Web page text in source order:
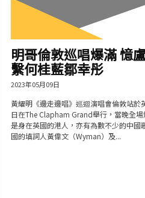
明哥倫敦巡唱爆滿 憶
繫何桂藍鄒幸彤
2023年05月09日
黃耀明《邊走邊唱》巡迴演唱會倫敦站於
日在The Clapham Grand舉行，當晚全
是身在英國的港人，亦有為數不少的中國
國的填詞人黃偉文（Wyman）及...